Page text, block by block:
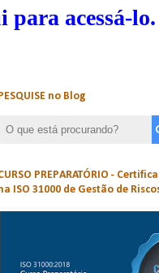
para acessá-lo.
no Blog
PREPARATÓRIO -
ISO 31000 de Gestão de